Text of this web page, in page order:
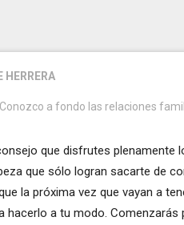
HERRERA
a fondo las relaciones
que disfrutes
que sólo logran sacarte de
la próxima vez que vayan a
hacerlo a tu modo.